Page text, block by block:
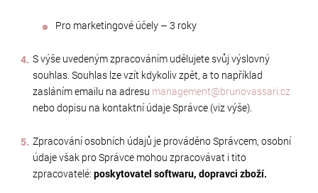
Pro marketingové účely – 3 roky
S výše uvedeným zpracováním udělujete svůj výslovný
souhlas. Souhlas lze vzít kdykoliv zpět, a to například
zasláním emailu na adresu management@brunovassari.cz
nebo dopisu na kontaktní údaje Správce (viz výše).
Zpracování osobních údajů je prováděno Správcem, osobní
údaje však pro Správce mohou zpracovávat i tito
zpracovatelé:poskytovatel softwaru, dopravci zboží.